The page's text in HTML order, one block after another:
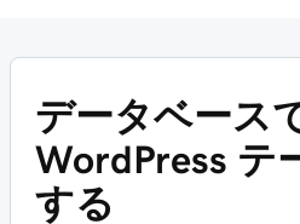
データベース
WordPress テ
する